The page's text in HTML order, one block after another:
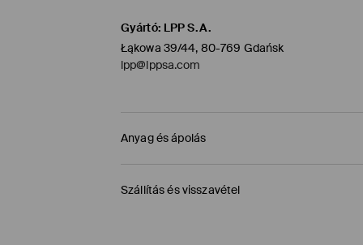
Gyártó: LPP S.A.
Łąkowa 39/44, 80-769 Gdańsk
lpp@lppsa.com
Anyag és ápolás
ELSŐ SZÖVET : 100% PAMUT
Szállítás és visszavétel